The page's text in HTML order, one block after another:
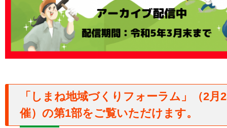
「しまね地域づくりフォーラム」（2月
催）の第1部をご覧いただけます。